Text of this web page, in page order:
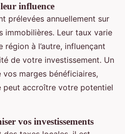
influence
prélevées annuellement sur
immobilières. Leur taux varie
région à l’autre, influençant
de votre investissement. Un
marges bénéficiaires,
peut accroître votre potentiel
vos investissements